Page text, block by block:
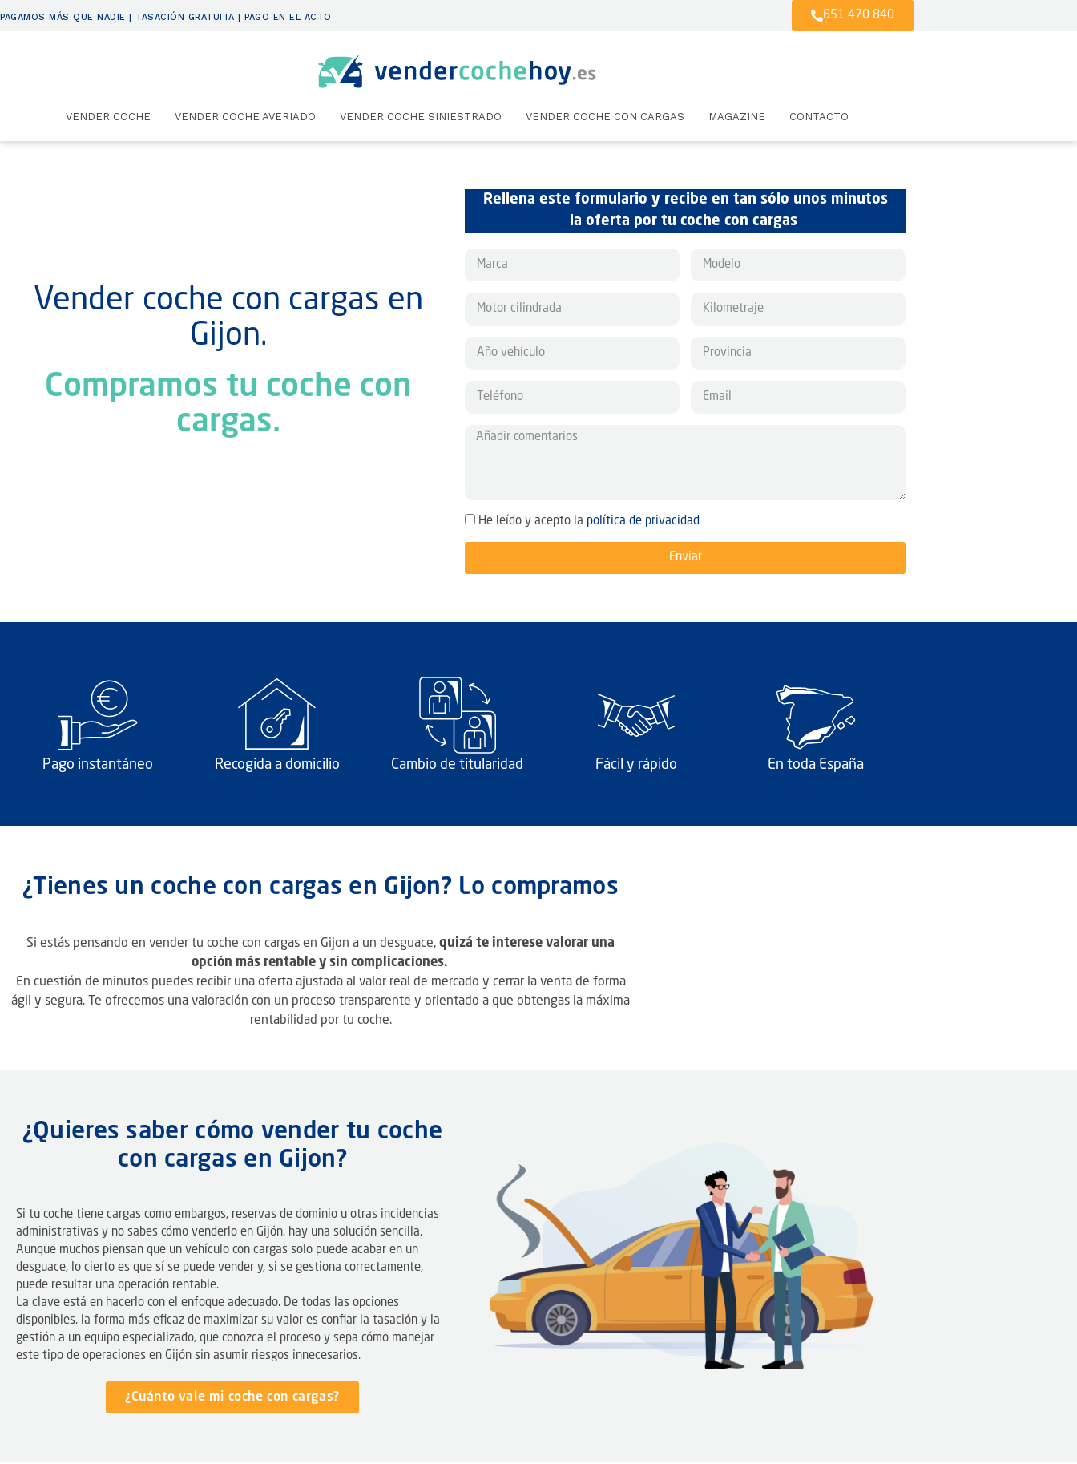
PAGAMOS MÁS QUE NADIE | TASACIÓN GRATUITA | PAGO EN EL ACTO 651 470 840
VENDER COCHE VENDER COCHE AVERIADO VENDER COCHE SINIESTRADO VENDER COCHE CON CARGAS MAGAZINE CONTACTO
Vender coche con cargas en
Gijon.
Compramos tu coche con
cargas.
Rellena este formulario y recibe en tan sólo unos minutos
la oferta por tu coche con cargas
He leído y acepto la política de privacidad
Enviar
Pago instantáneo Recogida a domicilio Cambio de titularidad Fácil y rápido En toda España
¿Tienes un coche con cargas en Gijon? Lo compramos
Si estás pensando en vender tu coche con cargas en Gijon a un desguace, quizá te interese valorar una
opción más rentable y sin complicaciones.
En cuestión de minutos puedes recibir una oferta ajustada al valor real de mercado y cerrar la venta de forma
ágil y segura. Te ofrecemos una valoración con un proceso transparente y orientado a que obtengas la máxima
rentabilidad por tu coche.
¿Quieres saber cómo vender tu coche
con cargas en Gijon?
Si tu coche tiene cargas como embargos, reservas de dominio u otras incidencias
administrativas y no sabes cómo venderlo en Gijón, hay una solución sencilla.
Aunque muchos piensan que un vehículo con cargas solo puede acabar en un
desguace, lo cierto es que sí se puede vender y, si se gestiona correctamente,
puede resultar una operación rentable.
La clave está en hacerlo con el enfoque adecuado. De todas las opciones
disponibles, la forma más eficaz de maximizar su valor es confiar la tasación y la
gestión a un equipo especializado, que conozca el proceso y sepa cómo manejar
este tipo de operaciones en Gijón sin asumir riesgos innecesarios.
¿Cuánto vale mi coche con cargas?